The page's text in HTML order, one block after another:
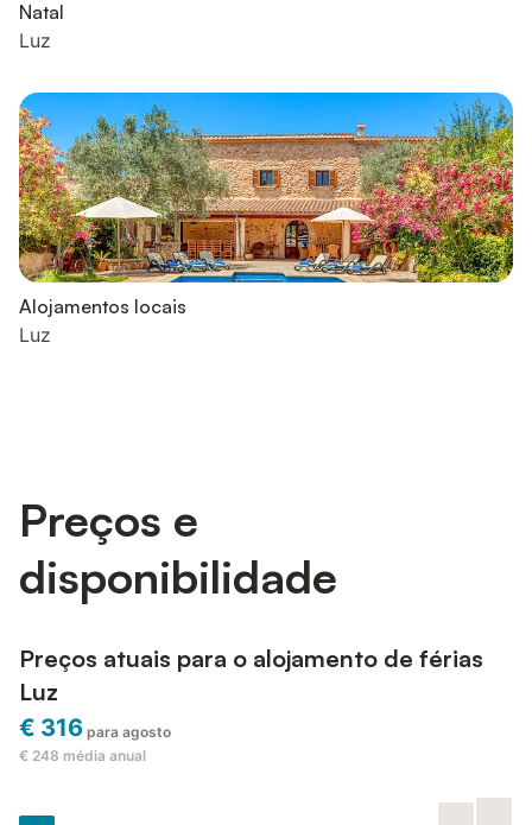
Natal
Luz
Alojamentos locais
Luz
Preços e
disponibilidade
Preços atuais para o alojamento de férias
Luz
€ 316 para agosto
€ 248 média anual